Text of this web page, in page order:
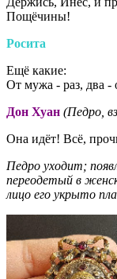
Пощёчины!
Росита
Ещё какие:
От мужа - раз, два -
Дон Хуан (Педро,
Она идёт! Всё,
Педро уходит;
переодетый в
лицо его укрыто